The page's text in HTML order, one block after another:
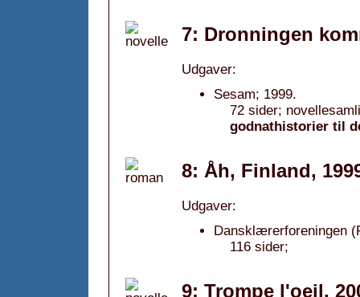
7: Dronningen
Udgaver:
Sesam; 1999.
72 sider;
godnathistorier til
8: Åh, Finland,
Udgaver:
Dansklærerforeningen
116 sider;
9: Trompe l'oeil,